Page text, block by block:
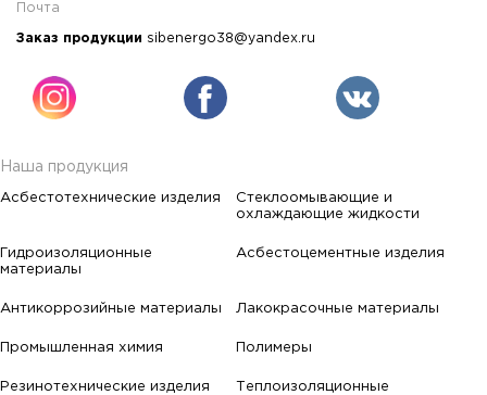
Почта
Заказ продукции sibenergo38@yandex.ru
Наша продукция
Асбестотехнические изделия
Стеклоомывающие и
охлаждающие жидкости
Гидроизоляционные
материалы
Асбестоцементные изделия
Антикоррозийные материалы Лакокрасочные материалы
Промышленная химия Полимеры
Резинотехнические изделия
Теплоизоляционные